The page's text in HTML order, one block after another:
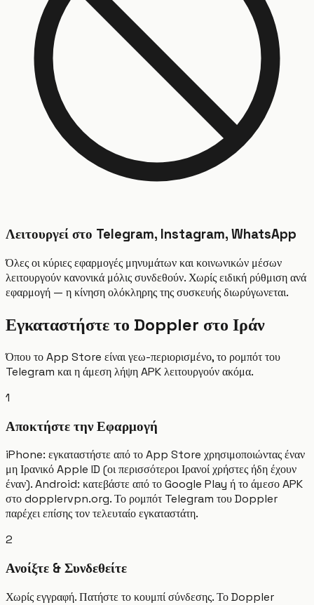
Λειτουργεί στο Telegram, Instagram, WhatsApp
Όλες οι κύριες εφαρμογές μηνυμάτων και κοινωνικών μέσων
λειτουργούν κανονικά μόλις συνδεθούν. Χωρίς ειδική ρύθμιση ανά
εφαρμογή — η κίνηση ολόκληρης της συσκευής διωρύγωνεται.
Εγκαταστήστε το Doppler στο Ιράν
Όπου το App Store είναι γεω-περιορισμένο, το ρομπότ του
Telegram και η άμεση λήψη APK λειτουργούν ακόμα.
1
Αποκτήστε την Εφαρμογή
iPhone: εγκαταστήστε από το App Store χρησιμοποιώντας έναν
μη Ιρανικό Apple ID (οι περισσότεροι Ιρανοί χρήστες ήδη έχουν
έναν). Android: κατεβάστε από το Google Play ή το άμεσο APK
στο dopplervpn.org. Το ρομπότ Telegram του Doppler
παρέχει επίσης τον τελευταίο εγκαταστάτη.
2
Ανοίξτε & Συνδεθείτε
Χωρίς εγγραφή. Πατήστε το κουμπί σύνδεσης. Το Doppler